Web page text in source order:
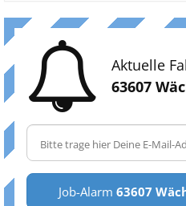
Aktuelle
63607
Job-Alarm 63607